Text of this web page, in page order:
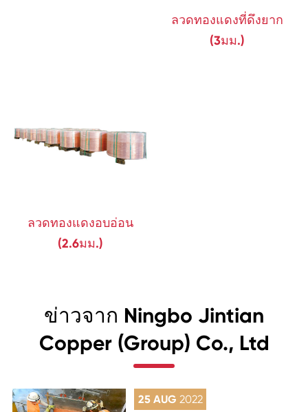
ลวดทองแดงที่ดึงยาก
(3มม.)
ลวดทองแดงอบอ่อน
(2.6มม.)
ข่าวจาก Ningbo Jintian
Copper (Group) Co., Ltd
25 AUG 2022